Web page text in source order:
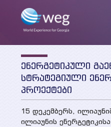
ENG / GEO
ჩვენ შესახებ
ენერგეტიკული
სტრატეგიული
პროექტები
15 დეკემბერს,
ილიაუნის